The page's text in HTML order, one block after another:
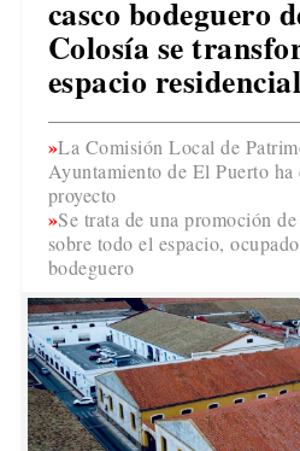
casco bodeguero
Colosía se
espacio
La Comisión Local de
Ayuntamiento de El Puerto
proyecto
Se trata de una promoción
sobre todo el espacio,
bodeguero